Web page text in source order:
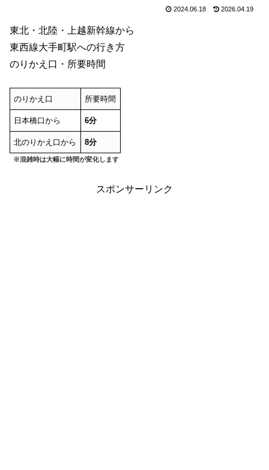
2024.06.18 2026.04.19
東北・北陸・上越新幹線から
東西線大手町駅への行き方
のりかえ口・所要時間
のりかえ口 所要時間
日本橋口から 6分
北のりかえ口から 8分
※混雑時は大幅に時間が変化します
スポンサーリンク